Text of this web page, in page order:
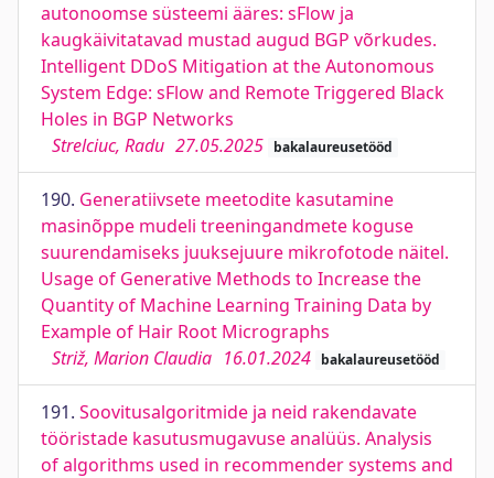
autonoomse süsteemi ääres: sFlow ja
kaugkäivitatavad mustad augud BGP võrkudes.
Intelligent DDoS Mitigation at the Autonomous
System Edge: sFlow and Remote Triggered Black
Holes in BGP Networks
Strelciuc, Radu 27.05.2025 bakalaureusetööd
190. Generatiivsete meetodite kasutamine
masinõppe mudeli treeningandmete koguse
suurendamiseks juuksejuure mikrofotode näitel.
Usage of Generative Methods to Increase the
Quantity of Machine Learning Training Data by
Example of Hair Root Micrographs
Striž, Marion Claudia 16.01.2024 bakalaureusetööd
191. Soovitusalgoritmide ja neid rakendavate
tööristade kasutusmugavuse analüüs. Analysis
of algorithms used in recommender systems and